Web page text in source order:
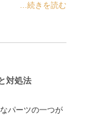
...続きを読む
対処法
パーツの一つが